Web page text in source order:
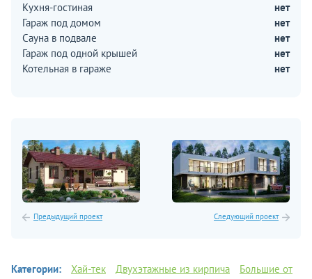
Кухня-гостиная
нет
Гараж под домом
нет
Сауна в подвале
нет
Гараж под одной крышей
нет
Котельная в гараже
нет
Предыдущий проект Следующий проект
Категории: Хай-тек Двухэтажные из кирпича
Большие от